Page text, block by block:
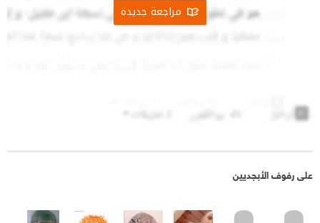
مراجعة جديدة
على رفوف الأبجديين